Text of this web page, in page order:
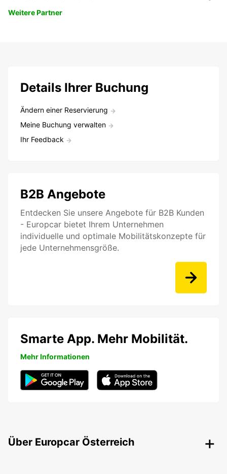
Weitere Partner
Details Ihrer Buchung
Ändern einer Reservierung
Meine Buchung verwalten
Ihr Feedback
B2B Angebote
Entdecken Sie unsere Angebote für B2B Kunden
- Europcar bietet Ihrem Unternehmen
individuelle und optimale Mobilitätskonzepte für
jede Unternehmensgröße.
Smarte App. Mehr Mobilität.
Mehr Informationen
Über Europcar Österreich